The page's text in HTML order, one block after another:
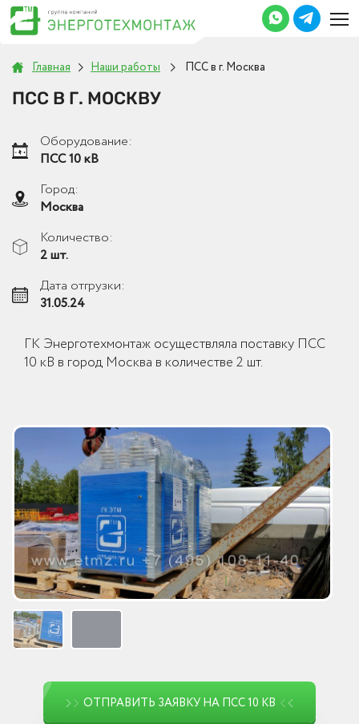
Главная Наши работы ПСС в г. Москва
ПСС В Г. МОСКВУ
Оборудование:
ПСС 10 кВ
Город:
Москва
Количество:
2 шт.
Дата отгрузки:
31.05.24
ГК Энерготехмонтаж осуществляла поставку ПСС
10 кВ в город Москва в количестве 2 шт.
ОТПРАВИТЬ ЗАЯВКУ НА ПСС 10 КВ